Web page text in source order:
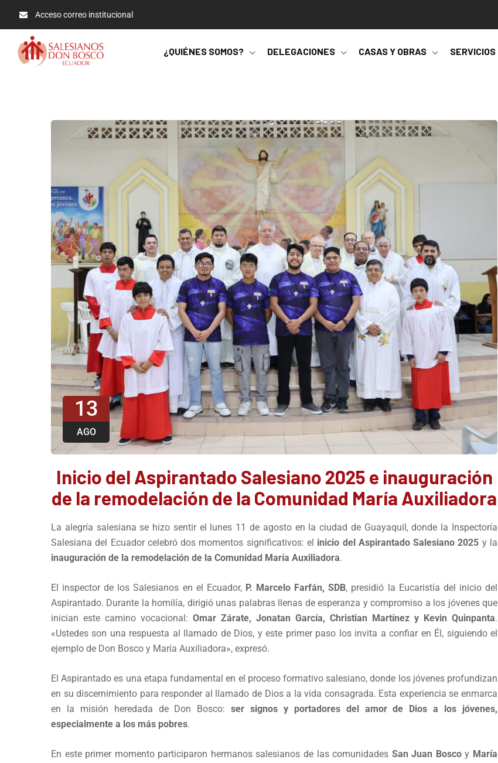
Acceso correo institucional
¿QUIÉNES SOMOS? DELEGACIONES CASAS Y OBRAS SERVICIOS
13
AGO
Inicio del Aspirantado Salesiano 2025 e inauguración
de la remodelación de la Comunidad María Auxiliadora
La alegría salesiana se hizo sentir el lunes 11 de agosto en la ciudad de Guayaquil, donde la Inspectoría
Salesiana del Ecuador celebró dos momentos significativos: el inicio del Aspirantado Salesiano 2025 y la
inauguración de la remodelación de la Comunidad María Auxiliadora.
El inspector de los Salesianos en el Ecuador, P. Marcelo Farfán, SDB, presidió la Eucaristía del inicio del
Aspirantado. Durante la homilía, dirigió unas palabras llenas de esperanza y compromiso a los jóvenes que
inician este camino vocacional: Omar Zárate, Jonatan García, Christian Martínez y Kevin Quinpanta.
«Ustedes son una respuesta al llamado de Dios, y este primer paso los invita a confiar en Él, siguiendo el
ejemplo de Don Bosco y María Auxiliadora», expresó.
El Aspirantado es una etapa fundamental en el proceso formativo salesiano, donde los jóvenes profundizan
en su discernimiento para responder al llamado de Dios a la vida consagrada. Esta experiencia se enmarca
en la misión heredada de Don Bosco:ser signos y portadores del amor de Dios a los jóvenes,
especialmente a los más pobres.
En este primer momento participaron hermanos salesianos de las comunidades San Juan Boscoy María